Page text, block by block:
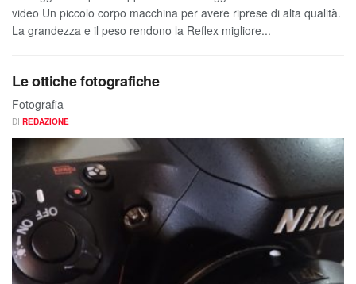
video Un piccolo corpo macchina per avere riprese di alta qualità.
La grandezza e il peso rendono la Reflex migliore...
Le ottiche fotografiche
Fotografia
DI REDAZIONE